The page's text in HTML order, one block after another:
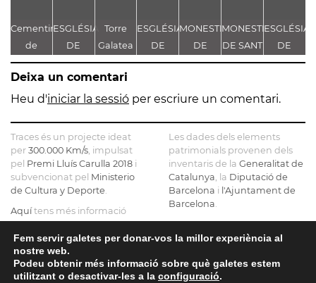
Cementiri
de
Sinera
ESGLÉSIA
DE
SANTA
MARIA
DE
Torre
Galatea
ESGLÉSIA
DE
SANTA
MONESTIR
DE
SANTA
DE
MONESTIR
DE SANT
ESTEVE
ESGLÉSIA
DE
SANTA
Deixa un comentari
Heu d'iniciar la sessió per escriure un comentari.
Traces és un projecte ideat
per 300.000 Km/s , impulsat
pel Premi Lluís Carulla 2018 i
subvencionat pel Ministerio
de Cultura y Deporte
Aquítens més informació
sobre el projecte
Si ens vols contactar pots fer-
ho a info@tracesmap.org
Les dades dels elements
patrimonials provenen dels
inventaris de la Generalitat de
Catalunya , la Diputació de
Barcelona i l'Ajuntament de
Barcelona
El mapa base ha estat
realitzat amb dades de la
, l'Institut Cartogràfic i
Geològic de Catalunya
Fem servir galetes per donar-vos la millor experiència al
nostre web.
Podeu obtenir més informació sobre què galetes estem
utilitzant o desactivar-les a la configuració.